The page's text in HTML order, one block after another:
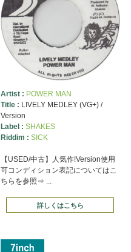
Artist : POWER MAN
Title : LIVELY MEDLEY (VG+) /
Version
Label : SHAKES
Riddim : SICK
【USED/中古】人気作!Version使用
可コンディション表記についてはこ
ちらを参照⇒ ...
詳しくはこちら